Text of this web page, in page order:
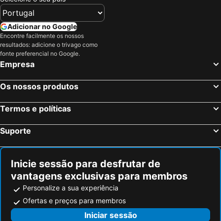
Central City Hotel
Elia Hotel & Spa
Lycasti Maisonettes
Chania, Creta Hotéis
Analipsis, Creta Hotéis
Rethymnon, Creta Hotéis
Candía, Creta Hotéis
Limenas Chersonissos, Creta Hotéis
Ixia, Sul do Mar Egeu Hotéis
Oia, Sul do Mar Egeu Hotéis
Imerovigli, Sul do Mar Egeu Hotéis
Adicionar no Google
Encontre facilmente os nossos
resultados: adicione o trivago como
fonte preferencial no Google.
Empresa
Os nossos produtos
Termos e políticas
Suporte
Inicie sessão para desfrutar de
vantagens exclusivas para membros
Personalize a sua experiência
Ofertas e preços para membros
Iniciar sessão